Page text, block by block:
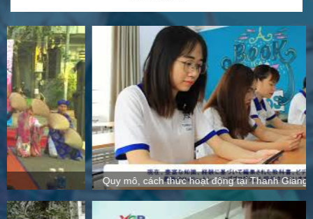
Quy mô, cách thức hoạt động tại Thanh Giang